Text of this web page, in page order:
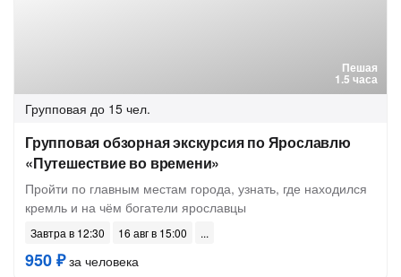
Пешая
1.5 часа
Групповая до 15 чел.
Групповая обзорная экскурсия по Ярославлю
«Путешествие во времени»
Пройти по главным местам города, узнать, где находился
кремль и на чём богатели ярославцы
Завтра в 12:30 16 авг в 15:00
950 ₽за человека